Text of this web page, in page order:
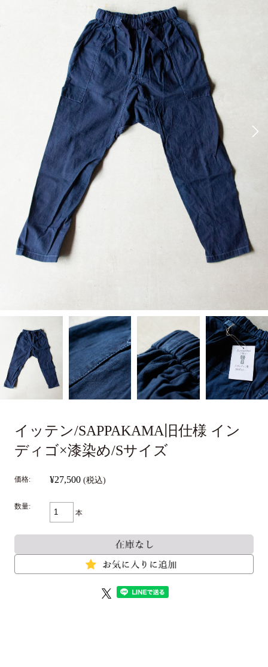
イッテン/SAPPAKAMA旧仕様 イン
ディゴ×漆染め/Sサイズ
価格: ¥27,500 (税込)
数量:
本